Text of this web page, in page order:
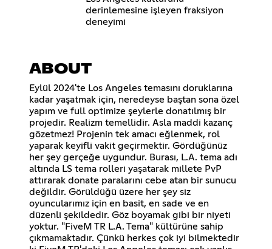
derinlemesine işleyen fraksiyon
deneyimi
ABOUT
Eylül 2024'te Los Angeles temasını doruklarına
kadar yaşatmak için, neredeyse baştan sona özel
yapım ve full optimize şeylerle donatılmış bir
projedir. Realizm temellidir. Asla maddi kazanç
gözetmez! Projenin tek amacı eğlenmek, rol
yaparak keyifli vakit geçirmektir. Gördüğünüz
her şey gerçeğe uygundur. Burası, L.A. tema adı
altında LS tema rolleri yaşatarak millete PvP
attırarak donate paralarını cebe atan bir sunucu
değildir. Görüldüğü üzere her şey siz
oyuncularımız için en basit, en sade ve en
düzenli şekildedir. Göz boyamak gibi bir niyeti
yoktur. "FiveM TR L.A. Tema" kültürüne sahip
çıkmamaktadır. Çünkü herkes çok iyi bilmektedir